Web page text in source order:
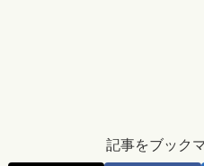
記事をブック